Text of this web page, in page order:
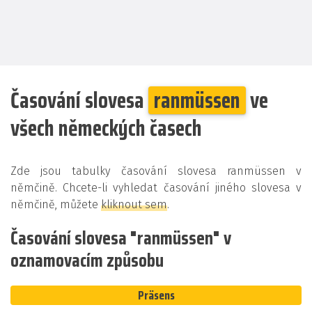
Časování slovesa ranmüssen ve
všech německých časech
Zde jsou tabulky časování slovesa ranmüssen v
němčině. Chcete-li vyhledat časování jiného slovesa v
němčině, můžete kliknout sem.
Časování slovesa "ranmüssen" v
oznamovacím způsobu
Präsens